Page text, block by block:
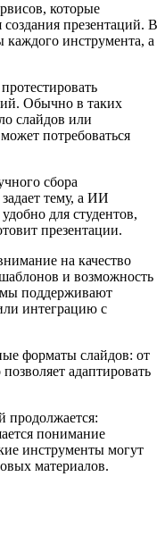
которые
презентаций. В
инструмента, а
Обычно в таких
слайдов или
потребоваться
сбора
тему, а ИИ
для студентов,
презентации.
на качество
и возможность
поддерживают
интеграцию с
форматы слайдов: от
адаптировать
продолжается:
понимание
инструменты могут
материалов.